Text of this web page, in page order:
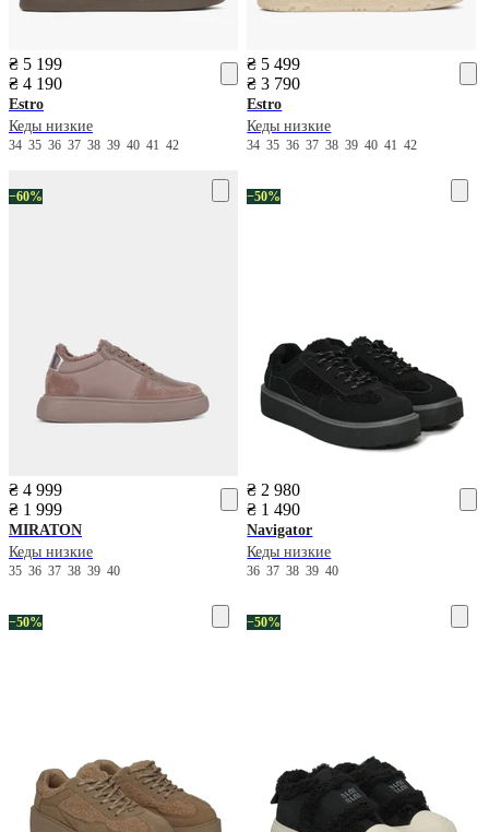
₴ 5 199
₴ 4 190
Estro
Кеды низкие
34 35 36 37 38 39 40 41 42
₴ 5 499
₴ 3 790
Estro
Кеды низкие
343536373839404142
−60%
₴ 4 999
₴ 1 999
MIRATON
Кеды низкие
35 36 37 38 39 40
−50%
₴ 2 980
₴ 1 490
Navigator
Кеды низкие
3637383940
−50% −50%